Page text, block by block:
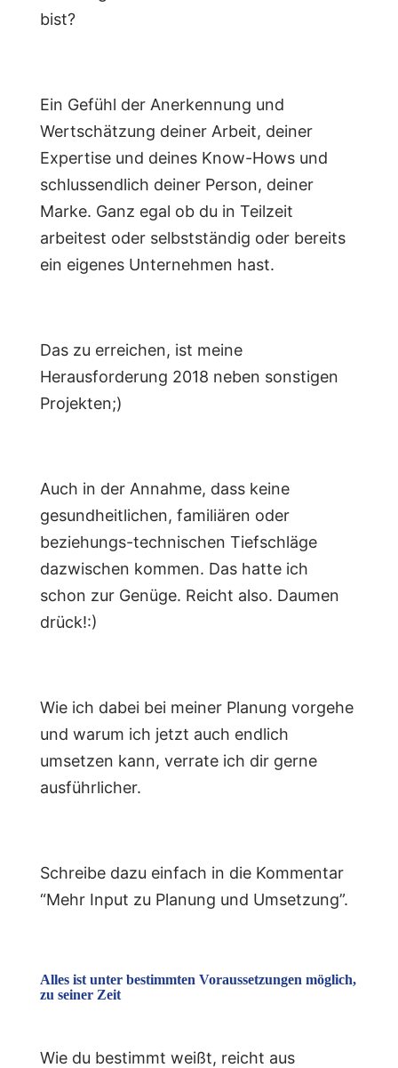
bist?
Ein Gefühl der Anerkennung und
Wertschätzung deiner Arbeit, deiner
Expertise und deines Know-Hows und
schlussendlich deiner Person, deiner
Marke. Ganz egal ob du in Teilzeit
arbeitest oder selbstständig oder bereits
ein eigenes Unternehmen hast.
Das zu erreichen, ist meine
Herausforderung 2018 neben sonstigen
Projekten;)
Auch in der Annahme, dass keine
gesundheitlichen, familiären oder
beziehungs-technischen Tiefschläge
dazwischen kommen. Das hatte ich
schon zur Genüge. Reicht also. Daumen
drück!:)
Wie ich dabei bei meiner Planung vorgehe
und warum ich jetzt auch endlich
umsetzen kann, verrate ich dir gerne
ausführlicher.
Schreibe dazu einfach in die Kommentar
“Mehr Input zu Planung und Umsetzung”.
Alles ist unter bestimmten Voraussetzungen möglich,
zu seiner Zeit
Wie du bestimmt weißt, reicht aus